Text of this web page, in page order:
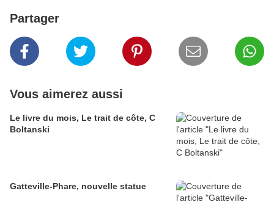
Partager
Vous aimerez aussi
Le livre du mois, Le trait de côte, C
Boltanski
Gatteville-Phare, nouvelle statue